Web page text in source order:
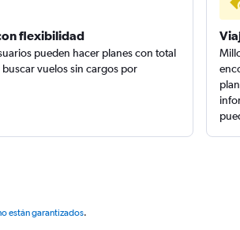
flexibilidad
pueden hacer planes con total
vuelos sin cargos por
están garantizados.